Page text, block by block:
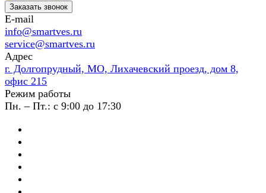
Заказать звонок
E-mail
info@smartves.ru
service@smartves.ru
Адрес
г. Долгопрудный, МО, Лихачевский проезд, дом 8,
офис 215
Режим работы
Пн. – Пт.: с 9:00 до 17:30